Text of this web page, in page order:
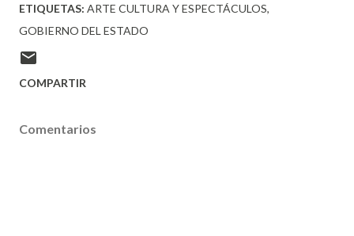
ETIQUETAS: ARTE CULTURA Y ESPECTÁCULOS
GOBIERNO DEL ESTADO
COMPARTIR
Comentarios